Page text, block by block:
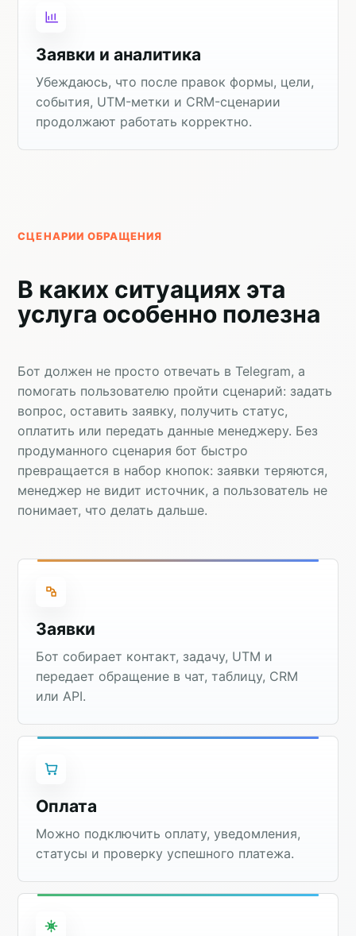
Заявки и аналитика
Убеждаюсь, что после правок формы, цели,
события, UTM-метки и CRM-сценарии
продолжают работать корректно.
СЦЕНАРИИ ОБРАЩЕНИЯ
В каких ситуациях эта
услуга особенно полезна
Бот должен не просто отвечать в Telegram, а
помогать пользователю пройти сценарий: задать
вопрос, оставить заявку, получить статус,
оплатить или передать данные менеджеру. Без
продуманного сценария бот быстро
превращается в набор кнопок: заявки теряются,
менеджер не видит источник, а пользователь не
понимает, что делать дальше.
Заявки
Бот собирает контакт, задачу, UTM и
передает обращение в чат, таблицу, CRM
или API.
Оплата
Можно подключить оплату, уведомления,
статусы и проверку успешного платежа.